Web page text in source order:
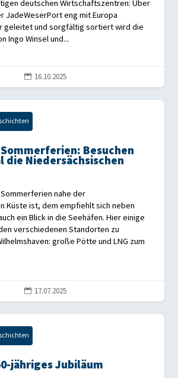
deutschen Wirtschaftszentren: Über
JadeWeserPort eng mit Europa
geleitet und sorgfältig sortiert wird die
Ingo Winsel und...
 16.10.2025
Besuchen
die Niedersächsischen
nahe der
Küste ist, dem empfiehlt sich neben
ein Blick in die Seehäfen. Hier einige
verschiedenen Standorten zu
große Pötte und LNG zum
 17.07.2025
jähriges Jubiläum